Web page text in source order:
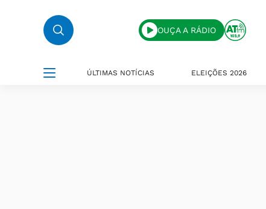
OUÇA A RÁDIO
ÚLTIMAS NOTÍCIAS ELEIÇÕES 2026